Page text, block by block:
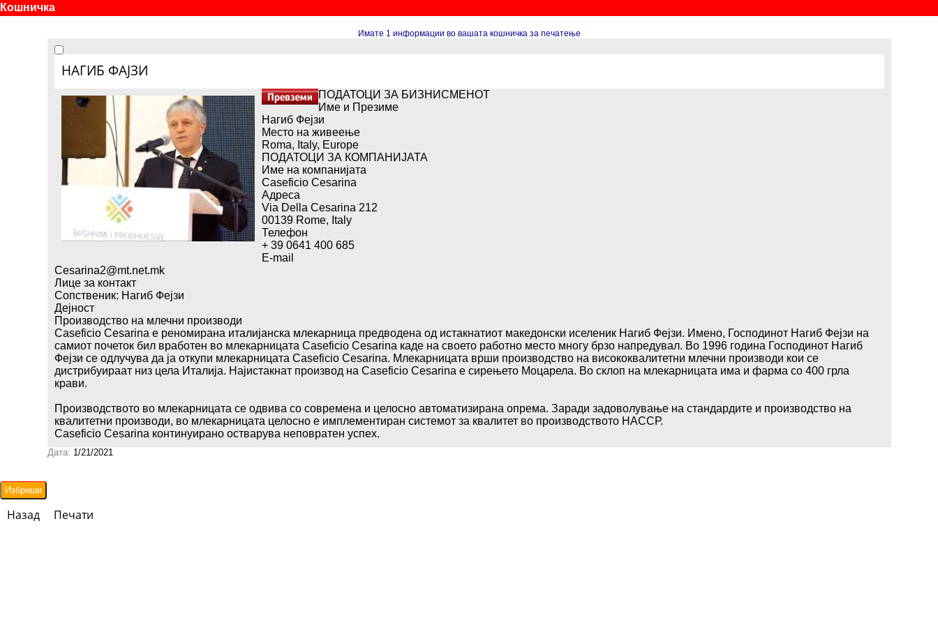
Кошничка
Имате 1 информации во вашата кошничка за печатење
НАГИБ ФАЈЗИ
ПОДАТОЦИ ЗА БИЗНИСМЕНОТ
Име и Презиме
Нагиб Фејзи
Место на живеење
Roma, Italy, Europe
ПОДАТОЦИ ЗА КОМПАНИЈАТА
Име на компанијата
Caseficio Cesarina
Адреса
Via Della Cesarina 212
00139 Rome, Italy
Телефон
+ 39 0641 400 685
E-mail
Cesarina2@mt.net.mk
Лице за контакт
Сопственик: Нагиб Фејзи
Дејност
Производство на млечни производи
Caseficio Cesarina е реномирана италијанска млекарница предводена од истакнатиот македонски иселеник Нагиб Фејзи. Имено, Господинот Нагиб Фејзи на
самиот почеток бил вработен во млекарницата Caseficio Cesarina каде на своето работно место многу брзо напредувал. Во 1996 година Господинот Нагиб
Фејзи се одлучува да ја откупи млекарницата Caseficio Cesarina. Млекарницата врши производство на висококвалитетни млечни производи кои се
дистрибуираат низ цела Италија. Најистакнат производ на Caseficio Cesarina е сирењето Моцарела. Во склоп на млекарницата има и фарма со 400 грла
крави.
Производството во млекарницата се одвива со современа и целосно автоматизирана опрема. Заради задоволување на стандардите и производство на
квалитетни производи, во млекарницата целосно е имплементиран системот за квалитет во производството НАССР.
Caseficio Cesarina континуирано остварува неповратен успех.
Дата: 1/21/2021
Назад Печати